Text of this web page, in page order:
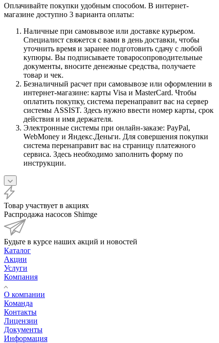
Оплачивайте покупки удобным способом. В интернет-
магазине доступно 3 варианта оплаты:
Наличные при самовывозе или доставке курьером.
Специалист свяжется с вами в день доставки, чтобы
уточнить время и заранее подготовить сдачу с любой
купюры. Вы подписываете товаросопроводительные
документы, вносите денежные средства, получаете
товар и чек.
Безналичный расчет при самовывозе или оформлении в
интернет-магазине: карты Visa и MasterCard. Чтобы
оплатить покупку, система перенаправит вас на сервер
системы ASSIST. Здесь нужно ввести номер карты, срок
действия и имя держателя.
Электронные системы при онлайн-заказе: PayPal,
WebMoney и Яндекс.Деньги. Для совершения покупки
система перенаправит вас на страницу платежного
сервиса. Здесь необходимо заполнить форму по
инструкции.
Товар участвует в акциях
Распродажа насосов Shimge
Будьте в курсе наших акций и новостей
Каталог
Акции
Услуги
Компания
О компании
Команда
Контакты
Лицензии
Документы
Информация